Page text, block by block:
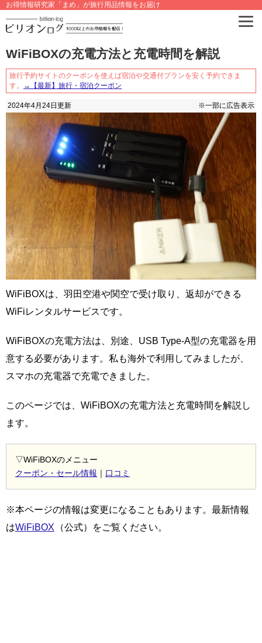
お得情報研究家「まめ」が旅行用品情報をお届け
WiFiBOXの充電方法と充電時間を解説
旅行予約サイトのクーポンを使えば宿泊や交通付プランを安く予約できま
す。
→【最新】旅行・宿泊クーポン
2024年4月24日 更新 ※一部に広告表示
WiFiBOXは、羽田空港や関空で受け取り、返却ができる
WiFiレンタルサービスです。
WiFiBOXの充電方法は、別途、USB Type-A型の充電器を用
意する必要があります。私も海外で利用してみましたが、
スマホの充電器で充電できました。
このページでは、WiFiBOXの充電方法と充電時間を解説し
ます。
▽WiFiBOXのメニュー
クーポン・セール情報 ｜ 口コミ
※本ページの情報は変更になることもあります。最新情報
はWiFiBOX （公式）をご覧ください。